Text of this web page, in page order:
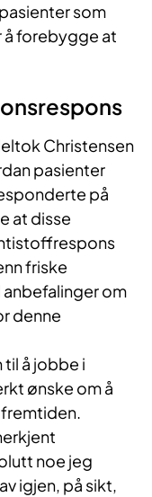
som
forebygge at
Christensen
pasienter
på
at disse
friske
anbefalinger om
denne
til å jobbe i
ønske om å
noe jeg
igjen, på sikt,